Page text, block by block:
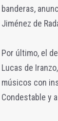
banderas,
Jiménez de
Por último, el
Lucas de
músicos con
Condestable y